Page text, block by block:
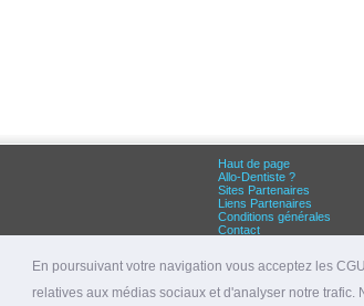
En poursuivant votre navigation vous acceptez les
relatives aux médias sociaux et d'analyser notre
Haut de page
Allo-Dentiste ?
Sites Partenaires
Liens Partenaires
Conditions générales
Contact
Dentiste Lyon